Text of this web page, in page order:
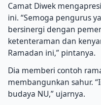
Camat Diwek
ini. “Semoga pengurus
bersinergi dengan
ketenteraman dan
Ramadan ini,” pintanya.
Dia memberi contoh
membangunkan sahur.
budaya NU,” ujarnya.